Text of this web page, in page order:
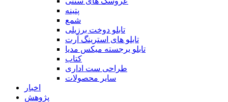
پتینه
شمع
تابلو دوخت برزیلی
تابلو های استرینگ آرت
تابلو برجسته میکس مدیا
کتاب
طراحی ست اداری
سایر محصولات
اخبار
پژوهش